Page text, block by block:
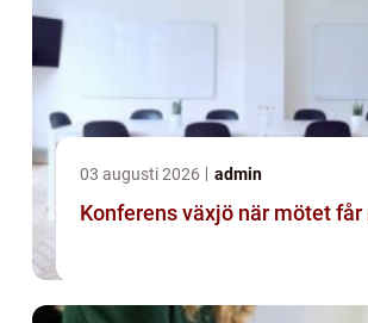
03 augusti 2026 admin
Konferens växjö när